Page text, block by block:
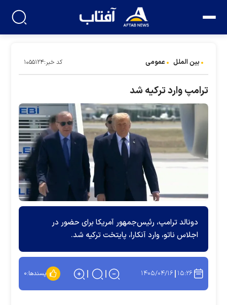
بین الملل عمومی کد خبر:۱۰۵۵۱۲۴
ترامپ وارد ترکیه شد
دونالد ترامپ، رئیس‌جمهور آمریکا برای حضور در
اجلاس ناتو، وارد آنکارا، پایتخت ترکیه شد.
۱۵:۲۶ ۱۴۰۵/۰۴/۱۶ پسندها:۰